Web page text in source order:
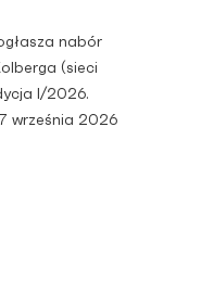
nabór
(sieci
I/2026.
września 2026